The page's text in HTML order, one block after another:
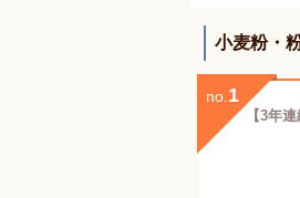
小麦粉・
no. 1